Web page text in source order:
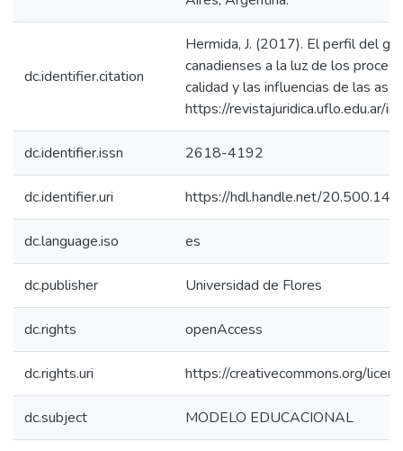
dc.identifier.citation
Hermida, J. (2017). El perfil del
canadienses a la luz de los
calidad y las influencias de las
https://revistajuridica.uflo.edu.ar/
dc.identifier.issn 2618-4192
dc.identifier.uri https://hdl.handle.net/
dc.language.iso es
dc.publisher Universidad de Flores
dc.rights openAccess
dc.rights.uri https://creativecommons.org/
dc.subject MODELO EDUCACIONAL